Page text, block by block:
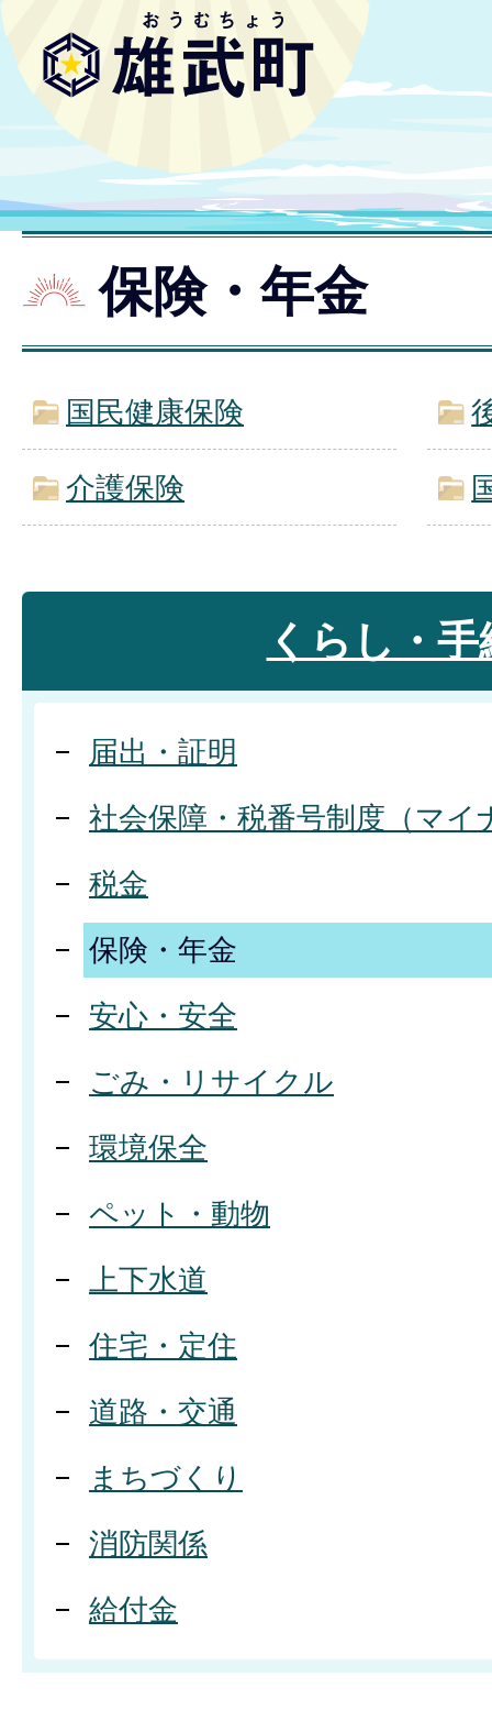
保険・年金
国民健康保険
介護保険
くらし・
届出・証明
社会保障・税番号制度（マイ
税金
保険・年金
安心・安全
ごみ・リサイクル
環境保全
ペット・動物
上下水道
住宅・定住
道路・交通
まちづくり
消防関係
給付金